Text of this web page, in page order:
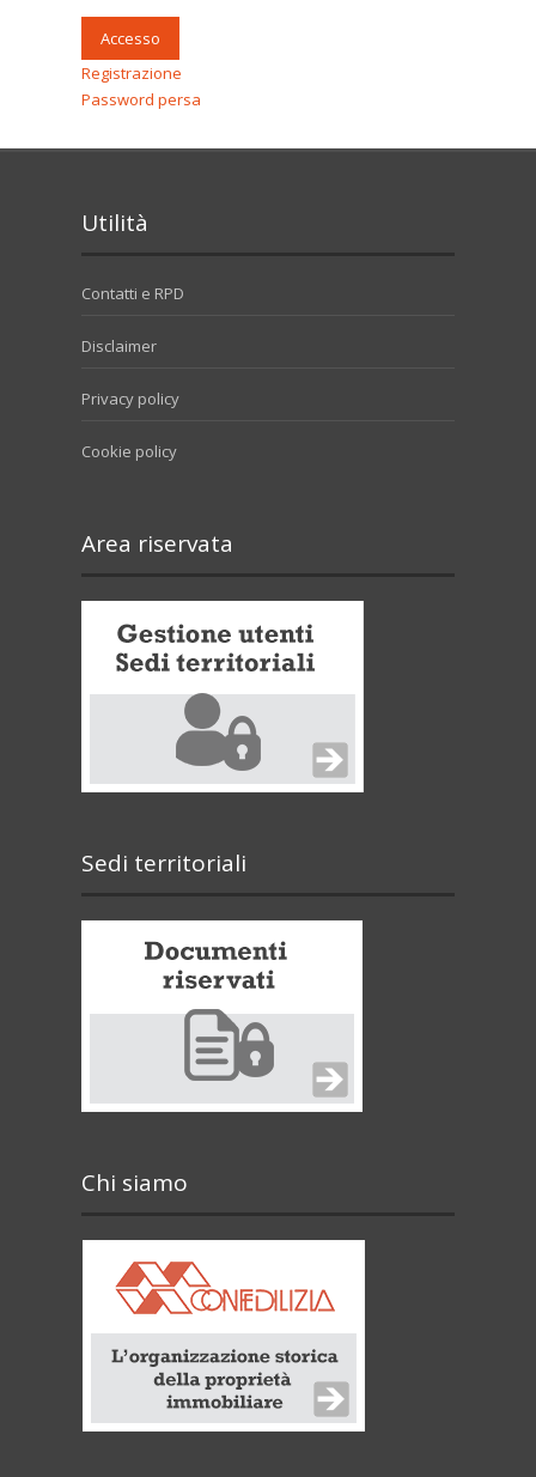
Accesso
Registrazione
Password persa
Utilità
Contatti e RPD
Disclaimer
Privacy policy
Cookie policy
Area riservata
Sedi territoriali
Chi siamo